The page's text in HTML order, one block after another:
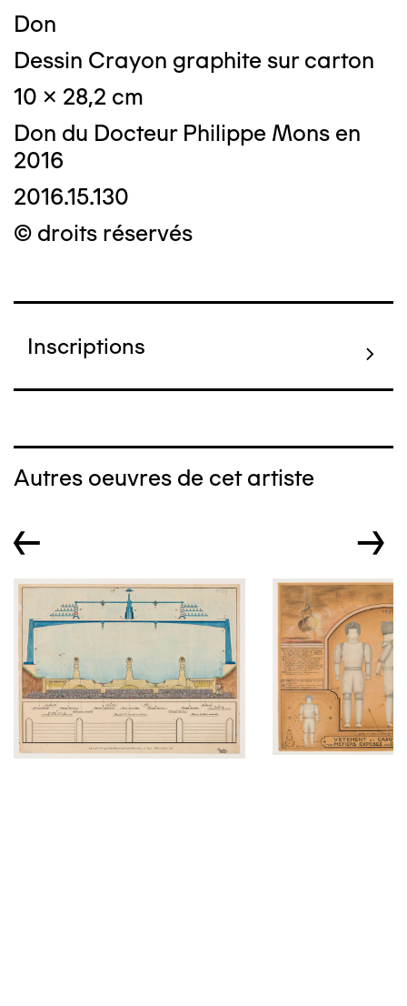
Don
Dessin Crayon graphite sur carton
10 x 28,2 cm
Don du Docteur Philippe Mons en
2016
2016.15.130
© droits réservés
Inscriptions
Autres oeuvres de cet artiste
← →